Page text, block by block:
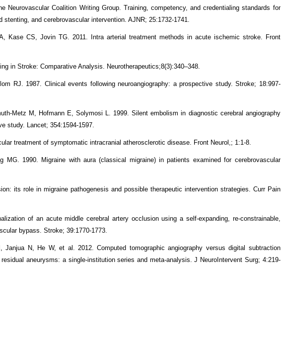
Neurovascular Coalition Writing Group. Training, competency, and credentialing standards for
and cerebrovascular intervention. AJNR; 25:1732-1741.
Kase CS, Jovin TG. 2011. Intra arterial treatment methods in acute ischemic stroke. Front
in Stroke: Comparative Analysis. Neurotherapeutics;8(3):340–348.
RJ. 1987. Clinical events following neuroangiography: a prospective study. Stroke; 18:997-
Metz M, Hofmann E, Solymosi L. 1999. Silent embolism in diagnostic cerebral angiography
study. Lancet; 354:1594-1597.
treatment of symptomatic intracranial atherosclerotic disease. Front Neurol,; 1:1-8.
MG. 1990. Migraine with aura (classical migraine) in patients examined for cerebrovascular
its role in migraine pathogenesis and possible therapeutic intervention strategies. Curr Pain
of an acute middle cerebral artery occlusion using a self-expanding, re-constrainable,
bypass. Stroke; 39:1770-1773.
N, He W, et al. 2012. Computed tomographic angiography versus digital subtraction
aneurysms: a single-institution series and meta-analysis. J NeuroIntervent Surg; 4:219-